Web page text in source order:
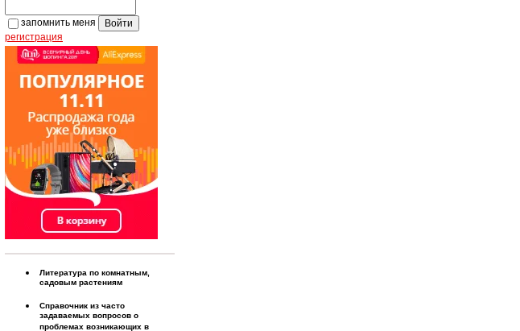
запомнить меня
регистрация
Литература по комнатным,
садовым растениям
Справочник из часто
задаваемых вопросов о
проблемах возникающих в